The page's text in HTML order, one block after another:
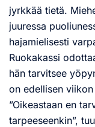
jyrkkää tietä.
juuressa
hajamielisesti
Ruokakassi
hän tarvitsee
on edellisen
”Oikeastaan en
tarpeeseenkin”,